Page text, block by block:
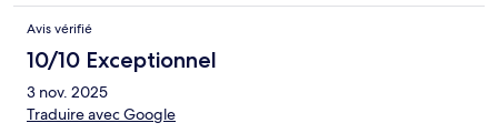
Avis vérifié
10/10 Exceptionnel
3 nov. 2025
Traduire avec Google